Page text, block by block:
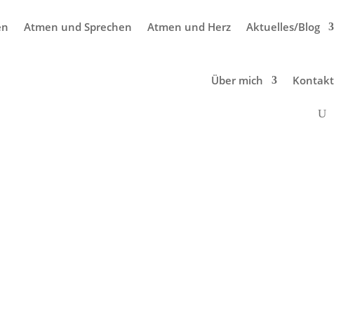
Atmen und Sprechen Atmen und Herz Aktuelles/Blog
Über mich Kontakt